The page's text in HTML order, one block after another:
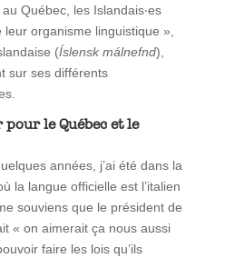
Québec, les Islandais‧es
organisme linguistique »,
(Íslensk málnefnd),
sur ses différents
le Québec et le
années, j’ai été dans la
la langue officielle est l’italien
souviens que le président de
« on aimerait ça nous aussi
faire les lois qu’ils